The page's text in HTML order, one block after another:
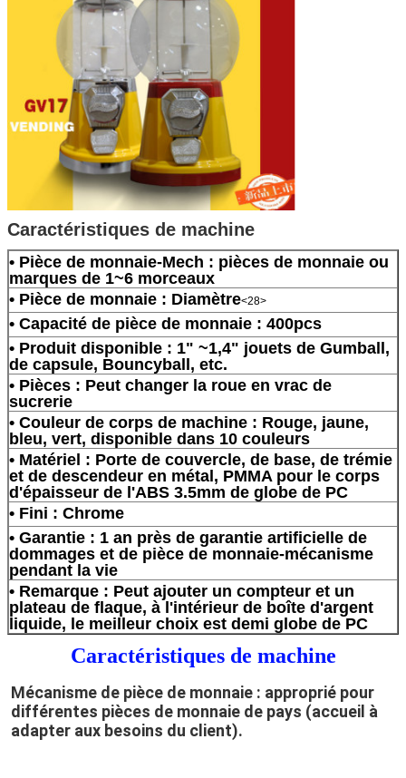
Caractéristiques de machine
• Pièce de monnaie-Mech : pièces de monnaie ou
marques de 1~6 morceaux
• Pièce de monnaie : Diamètre<28>
• Capacité de pièce de monnaie : 400pcs
• Produit disponible : 1" ~1,4" jouets de Gumball,
de capsule, Bouncyball, etc.
• Pièces : Peut changer la roue en vrac de
sucrerie
• Couleur de corps de machine : Rouge, jaune,
bleu, vert, disponible dans 10 couleurs
• Matériel : Porte de couvercle, de base, de trémie
et de descendeur en métal, PMMA pour le corps
d'épaisseur de l'ABS 3.5mm de globe de PC
• Fini : Chrome
• Garantie : 1 an près de garantie artificielle de
dommages et de pièce de monnaie-mécanisme
pendant la vie
• Remarque : Peut ajouter un compteur et un
plateau de flaque, à l'intérieur de boîte d'argent
liquide, le meilleur choix est demi globe de PC
Caractéristiques de machine
Mécanisme de pièce de monnaie : approprié pour
différentes pièces de monnaie de pays (accueil à
adapter aux besoins du client).